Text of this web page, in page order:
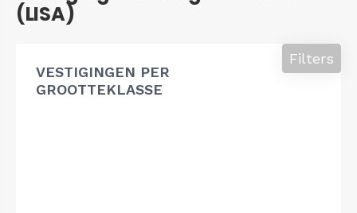
(LISA)
VESTIGINGEN PER
GROOTTEKLASSE
Filters